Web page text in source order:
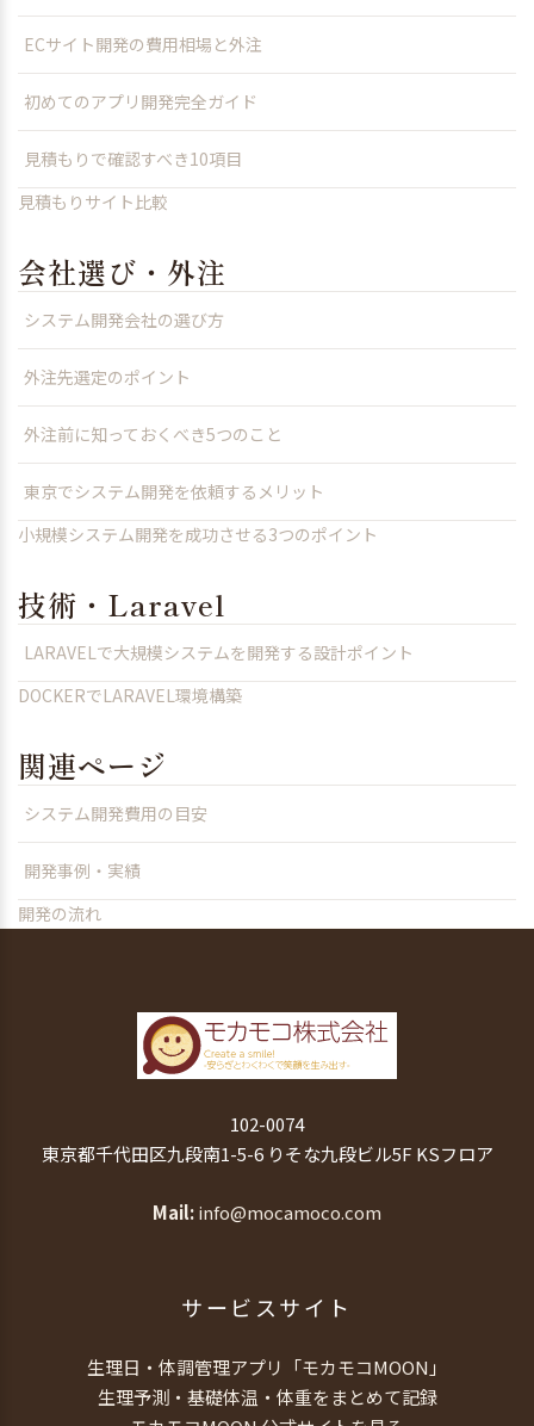
ECサイト開発の費用相場と外注
初めてのアプリ開発完全ガイド
見積もりで確認すべき10項目
見積もりサイト比較
会社選び・外注
システム開発会社の選び方
外注先選定のポイント
外注前に知っておくべき5つのこと
東京でシステム開発を依頼するメリット
小規模システム開発を成功させる3つのポイント
技術・Laravel
LARAVELで大規模システムを開発する設計ポイント
DOCKERでLARAVEL環境構築
関連ページ
システム開発費用の目安
開発事例・実績
開発の流れ
102-0074
東京都千代田区九段南1-5-6 りそな九段ビル5F KSフロア
Mail info@mocamoco.com
サービスサイト
生理日・体調管理アプリ「モカモコMOON」
生理予測・基礎体温・体重をまとめて記録